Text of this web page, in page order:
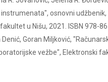
osnovni
u Nišu, 2021. ISBN 978-
Denić, Goran Miljković,
vežbe", Elektronski